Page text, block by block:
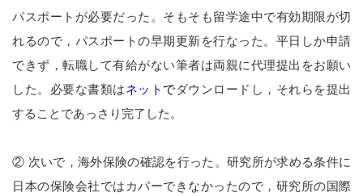
パスポートが必要だった。そもそも留学途中で有効期限が切
れるので，パスポートの早期更新を行なった。平日しか申請
できず，転職して有給がない筆者は両親に代理提出をお願い
した。必要な書類はネット でダウンロードし，それらを提出
することであっさり完了した。
② 次いで，海外保険の確認を行った。研究所が求める条件に
日本の保険会社ではカバーできなかったので，研究所の国際